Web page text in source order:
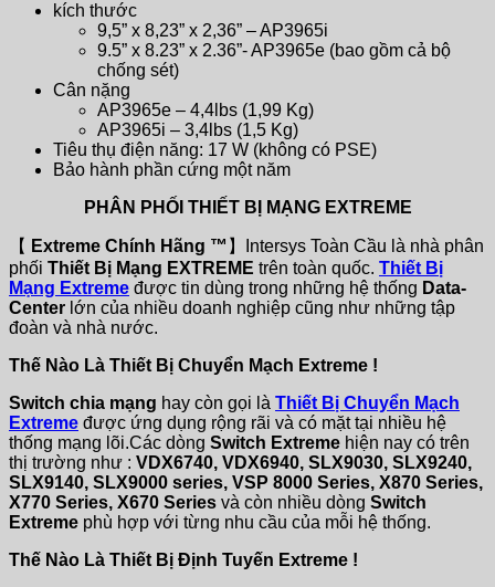
kích thước
9,5” x 8,23” x 2,36” – AP3965i
9.5” x 8.23” x 2.36”- AP3965e (bao gồm cả bộ
chống sét)
Cân nặng
AP3965e – 4,4lbs (1,99 Kg)
AP3965i – 3,4lbs (1,5 Kg)
Tiêu thụ điện năng: 17 W (không có PSE)
Bảo hành phần cứng một năm
PHÂN PHỐI THIẾT BỊ MẠNG EXTREME
【 Extreme Chính Hãng ™ 】Intersys Toàn Cầu là nhà phân
phối Thiết Bị Mạng EXTREME trên toàn quốc. Thiết Bị
Mạng Extreme được tin dùng trong những hệ thống Data-
Center lớn của nhiều doanh nghiệp cũng như những tập
đoàn và nhà nước.
Thế Nào Là Thiết Bị Chuyển Mạch Extreme !
Switch chia mạng hay còn gọi là Thiết Bị Chuyển Mạch
Extreme được ứng dụng rộng rãi và có mặt tại nhiều hệ
thống mạng lõi.Các dòng Switch Extreme hiện nay có trên
thị trường như : VDX6740, VDX6940, SLX9030, SLX9240,
SLX9140, SLX9000 series, VSP 8000 Series, X870 Series,
X770 Series, X670 Series và còn nhiều dòng Switch
Extreme phù hợp với từng nhu cầu của mỗi hệ thống.
Thế Nào Là Thiết Bị Định Tuyến Extreme !